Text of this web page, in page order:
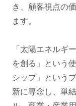
き、顧客視点の
ます。
「太陽エネルギ
を創る」という
シップ」という
新に専念し、単